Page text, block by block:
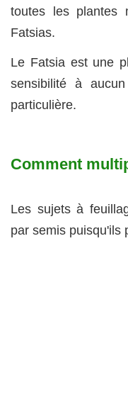
toutes les plantes
Fatsias.
Le Fatsia est une
sensibilité à
particulière.
Comment
Les sujets à
par semis puisqu'ils